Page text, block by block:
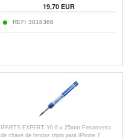
19,70EUR
REF: 3018368
IPARTS EXPERT Y0.6 x 25mm Ferramenta
de chave de fendas tripla para iPhone 7